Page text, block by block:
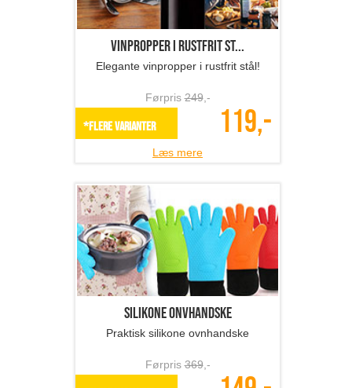
Førpris ,-
*Flere varianter 119,-
Læs mere
Silikone onvhandske
Praktisk silikone ovnhandske
Førpris369
*Flere varianter 149,-
Læs mere